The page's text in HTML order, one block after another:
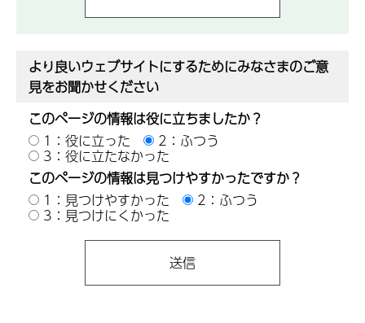
より良いウェブサイトにするためにみなさまのご意
見をお聞かせください
このページの情報は役に立ちましたか？
1：役に立った
2：ふつう
3：役に立たなかった
このページの情報は見つけやすかったですか？
1：見つけやすかった
2：ふつう
3：見つけにくかった